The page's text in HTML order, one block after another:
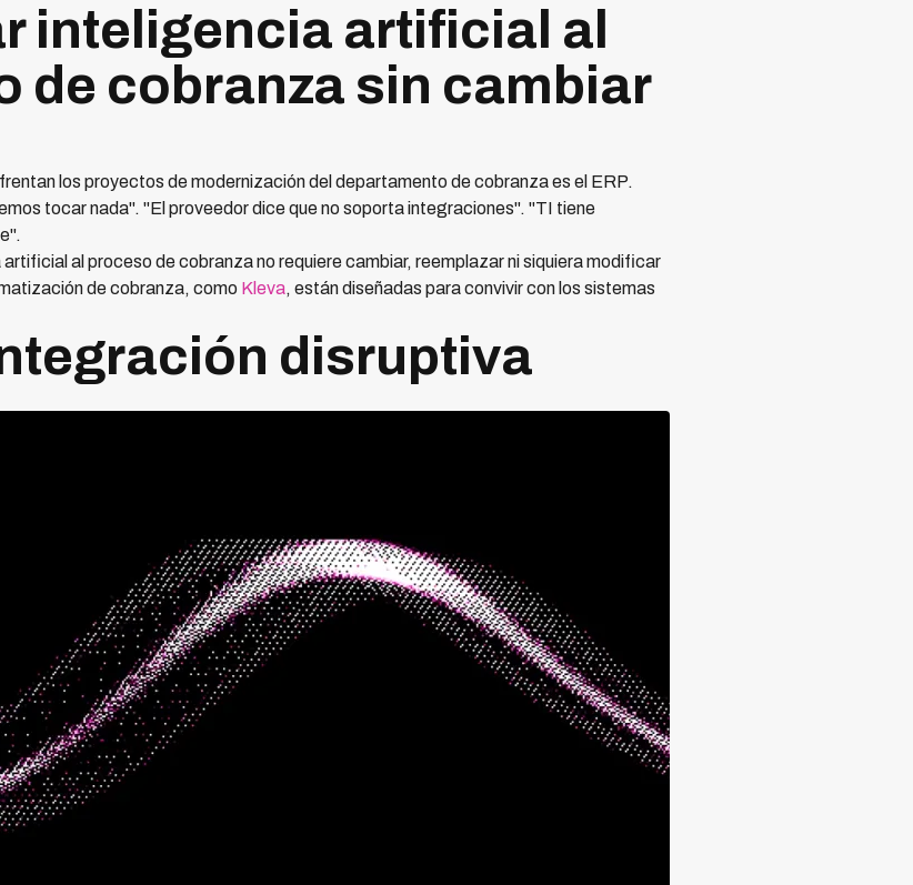
inteligencia artificial al
de cobranza sin cambiar
los proyectos de modernización del departamento de cobranza es el ERP.
tocar nada". "El proveedor dice que no soporta integraciones". "TI tiene
al proceso de cobranza no requiere cambiar, reemplazar ni siquiera modificar
de cobranza, como Kleva, están diseñadas para convivir con los sistemas
disruptiva